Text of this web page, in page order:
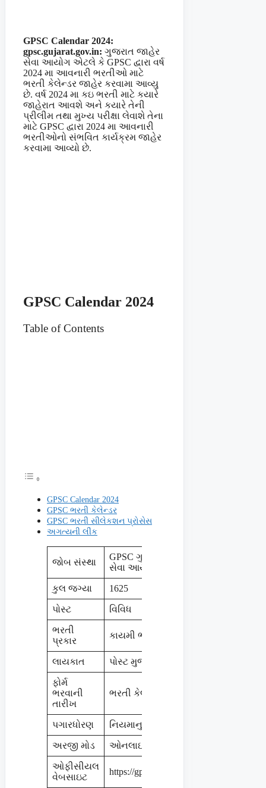
GPSC Calendar 2024:
gpsc.gujarat.gov.in: ગુજરાત જાહેર
સેવા આયોગ એટલે કે GPSC દ્વારા વર્ષ
2024 મા આવનારી ભરતીઓ માટે
ભરતી કેલેન્ડર જાહેર કરવામા આવ્યુ
છે. વર્ષ 2024 મા કઇ ભરતી માટે કયારે
જાહેરાત આવશે અને કયારે તેની
પ્રીલીમ તથા મુખ્ય પરીક્ષા લેવાશે તેના
માટે GPSC દ્વારા 2024 મા આવનારી
ભરતીઓનો સંભવિત કાર્યક્રમ જાહેર
કરવામા આવ્યો છે.
GPSC Calendar 2024
Table of Contents
GPSC Calendar 2024
GPSC ભરતી કેલેન્ડર
GPSC ભરતી સીલેકશન પ્રોસેસ
અગત્યની લીંક
જોબ સંસ્થા
GPSC ગુજરાત જાહેર
સેવા આયોગ
કુલ જગ્યા 1625
પોસ્ટ વિવિધ
ભરતી
પ્રકાર
કાયમી ભરતી
લાયકાત પોસ્ટ મુજબ
ફોર્મ
ભરવાની
તારીખ
ભરતી કેલેન્ડર મુજબ
પગારધોરણ નિયમાનુસાર
અરજી મોડ ઓનલાઇન
ઓફીસીયલ
વેબસાઇટ
https://gpsc.gujarat.gov.in